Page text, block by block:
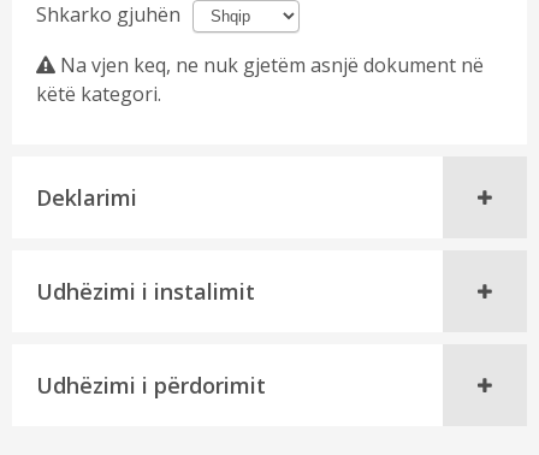
Shkarko gjuhën
Na vjen keq, ne nuk gjetëm asnjë dokument në
këtë kategori.
Deklarimi
Udhëzimi i instalimit
Udhëzimi i përdorimit